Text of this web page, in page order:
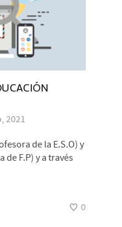
2021
de la E.S.O) y
de F.P) y a través
0